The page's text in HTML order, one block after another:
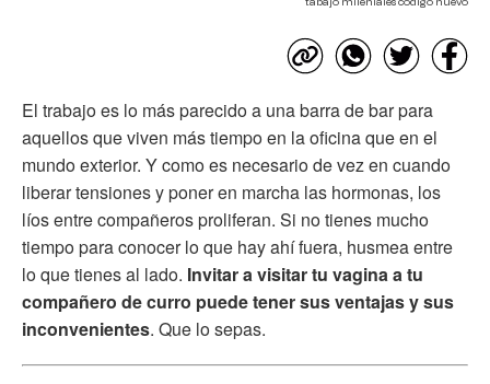
El trabajo es lo más parecido a una barra de bar para
aquellos que viven más tiempo en la oficina que en el
mundo exterior. Y como es necesario de vez en cuando
liberar tensiones y poner en marcha las hormonas, los
líos entre compañeros proliferan. Si no tienes mucho
tiempo para conocer lo que hay ahí fuera, husmea entre
lo que tienes al lado. Invitar a visitar tu vagina a tu
compañero de curro puede tener sus ventajas y sus
inconvenientes. Que lo sepas.